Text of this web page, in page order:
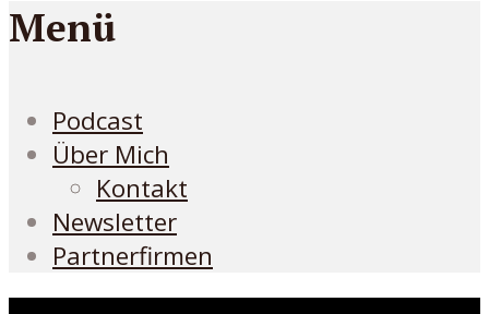
Menü
Podcast
Über Mich
Kontakt
Newsletter
Partnerfirmen